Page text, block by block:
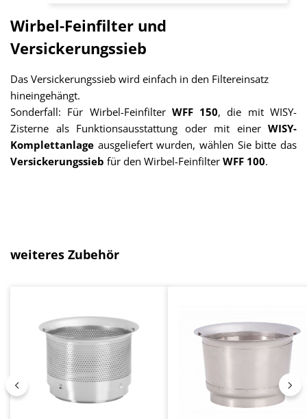
Wirbel-Feinfilter und
Versickerungssieb
Das Versickerungssieb wird einfach in den Filtereinsatz
hineingehängt.
Sonderfall: Für Wirbel-Feinfilter WFF 150, die mit WISY-
Zisterne als Funktionsausstattung oder mit einer WISY-
Komplettanlage ausgeliefert wurden, wählen Sie bitte das
Versickerungssieb für den Wirbel-Feinfilter WFF 100.
Produktgalerie überspringen
weiteres Zubehör